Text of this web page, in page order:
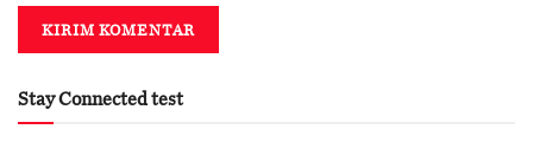
Stay Connected test